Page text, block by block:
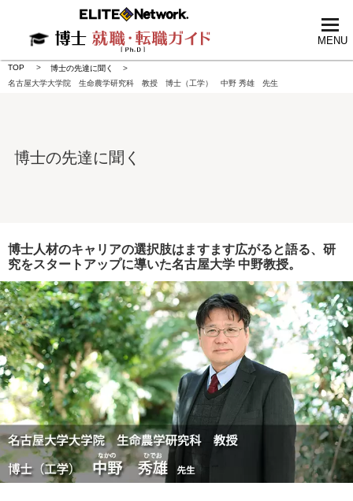
MENU
TOP
博士の先達に聞く
名古屋大学大学院 生命農学研究科 教授 博士（工学） 中野 秀雄 先生
博士の先達に聞く
博士人材のキャリアの選択肢はますます広がると語る、研
究をスタートアップに導いた名古屋大学 中野教授。